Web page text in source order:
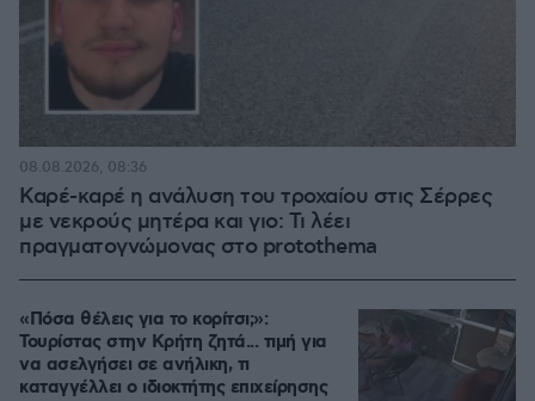
Καρέ-καρέ η ανάλυση του τροχαίου στις Σέρρες
με νεκρούς μητέρα και γιο: Τι λέει
πραγματογνώμονας στο protothema
08.08.2026, 08:36
«Πόσα θέλεις για το κορίτσι;»:
Τουρίστας στην Κρήτη ζητά... τιμή για
να ασελγήσει σε ανήλικη, τι
καταγγέλλει ο ιδιοκτήτης επιχείρησης